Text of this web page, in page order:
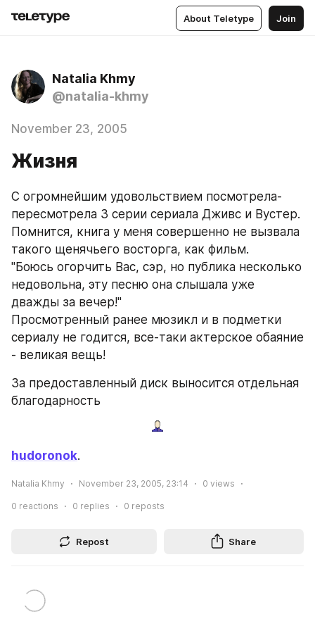
About Teletype Join
Natalia Khmy
@natalia-khmy
November 23, 2005
Жизня
С огромнейшим удовольствием посмотрела-
пересмотрела 3 серии сериала Дживс и Вустер.
Помнится, книга у меня совершенно не вызвала
такого щенячьего восторга, как фильм.
"Боюсь огорчить Вас, сэр, но публика несколько
недовольна, эту песню она слышала уже
дважды за вечер!"
Просмотренный ранее мюзикл и в подметки
сериалу не годится, все-таки актерское обаяние
- великая вещь!
За предоставленный диск выносится отдельная
благодарность
hudoronok.
Natalia Khmy November 23, 2005, 23:14 0 views
0 reactions 0 replies 0 reposts
Repost Share